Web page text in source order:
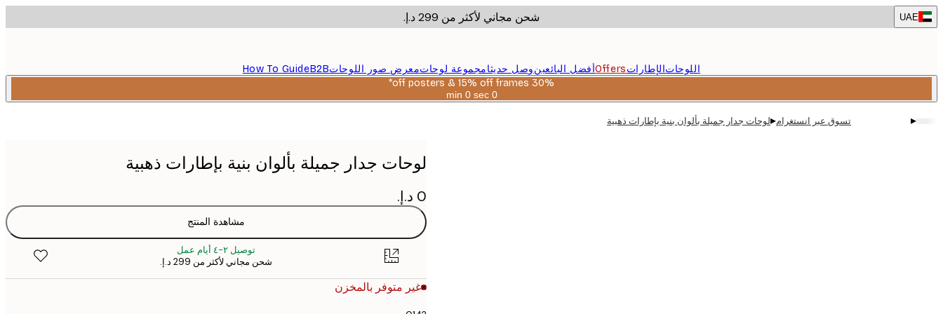
Skip
to
UAE شحن مجاني لأكثر من ‏299 د.إ.‏
اللوحاتالإطاراتOffersأفضل البائعينوصل حديثامجموعة لوحاتمعرض صور اللوحاتB2B
How To Guide
30% off posters & 15% off frames*
0 min
0 secصالحة
▸ تسوق عبر انستغرام▸لوحات جدار جميلة بألوان بنية بإطارات ذهبية
لوحات جدار جميلة بألوان بنية بإطارات ذهبية
مشاهدة المنتج
توصيل ٢-٤ أيام عمل
شحن مجاني لأكثر من ‏299 د.إ.‏
غير متوفر بالمخزن